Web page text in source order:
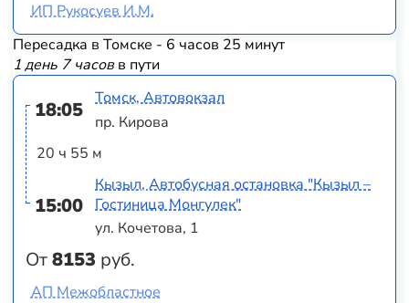
ИП Рукосуев И.М.
Пересадка в Томске - 6 часов 25 минут
1 день 7 часовв пути
18:05
20 ч 55 м
15:00
От8153 руб.
Томск, Автовокзал
пр. Кирова
Кызыл, Автобусная остановка "Кызыл –
Гостиница Монгулек"
ул. Кочетова, 1
АП Межобластное